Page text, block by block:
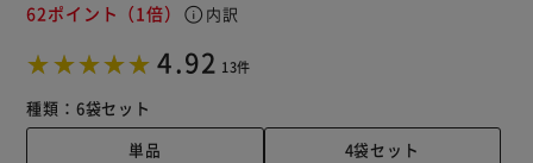
62ポイント （1倍） info 内訳
4.92 13件
種類： 6袋セット
単品
4袋セット